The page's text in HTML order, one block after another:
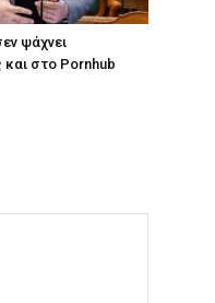
ψάχνει
στο Pornhub